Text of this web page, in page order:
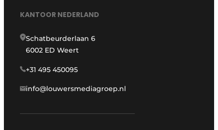
KANTOOR NEDERLAND
Schatbeurderlaan 6
6002 ED Weert
+31 495 450095
info@louwersmediagroep.nl